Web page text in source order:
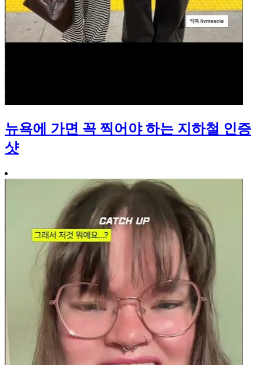
뉴욕에 가면 꼭 찍어야 하는 지하철 인증
샷